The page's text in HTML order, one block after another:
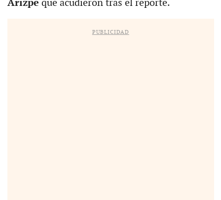
Arizpe que acudieron tras el reporte.
PUBLICIDAD